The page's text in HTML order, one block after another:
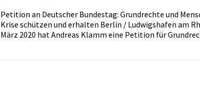
Petition an Deutscher Bundestag: Grundrechte und
Krise schützen und erhalten Berlin / Ludwigshafen am
März 2020 hat Andreas Klamm eine Petition für